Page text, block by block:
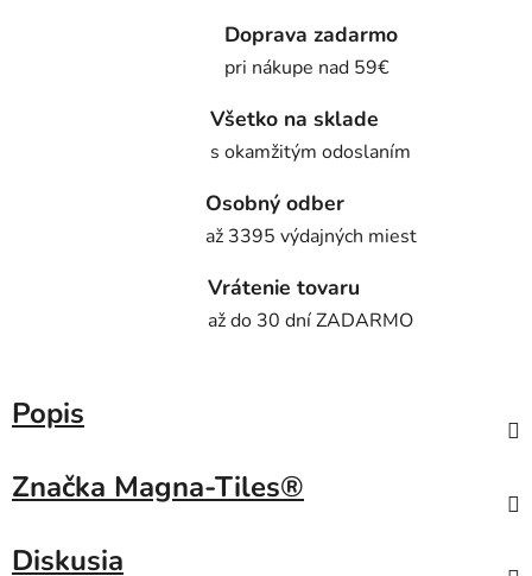
Doprava zadarmo
pri nákupe nad 59€
Všetko na sklade
s okamžitým odoslaním
Osobný odber
až 3395 výdajných miest
Vrátenie tovaru
až do 30 dní ZADARMO
Popis
Značka Magna-Tiles®
Diskusia